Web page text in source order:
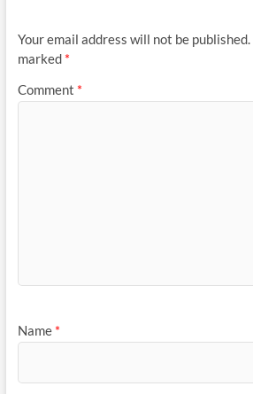
Your email address will not be published.
marked *
Comment *
Name *